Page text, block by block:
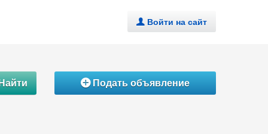
. Войти на сайт
ÁПодать объявление